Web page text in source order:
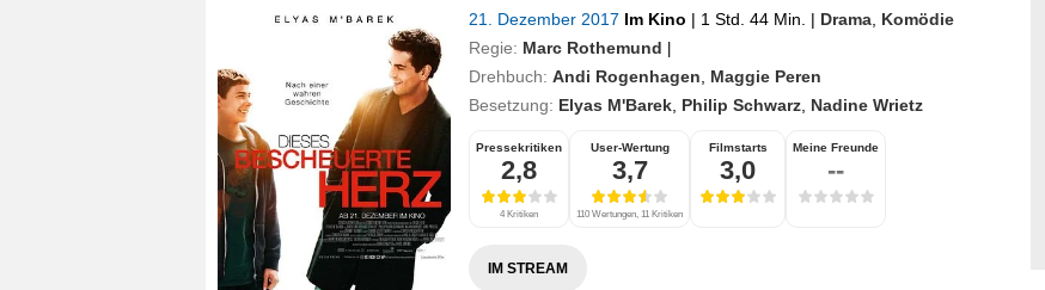
21. Dezember 2017 Im Kino | 1 Std. 44 Min. | Drama Komödie
Regie: Marc Rothemund |
Drehbuch: Andi Rogenhagen
Maggie Peren
Besetzung: Elyas M'Barek Philip Schwarz Nadine Wrietz
Pressekritiken
2,8
4 Kritiken
User-Wertung
3,7
110 Wertungen, 11 Kritiken
Filmstarts
3,0
Meine Freunde
--
IM STREAM